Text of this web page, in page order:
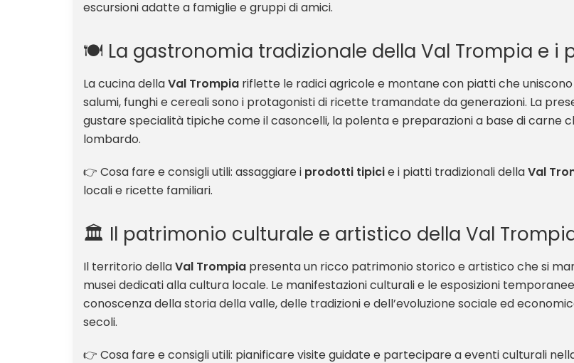
escursioni adatte a famiglie e gruppi di amici.
🍽️ La gastronomia tradizionale della Val Trompia e i
La cucina dellaVal Trompia riflette le radici agricole e montane con piatti che
salumi, funghi e cereali sono i protagonisti di ricette tramandate da generazioni. La
gustare specialità tipiche come il casoncelli, la polenta e preparazioni a base di carne
lombardo.
👉 Cosa fare e consigli utili: assaggiare i prodotti tipicie i piatti tradizionali dellaVal
locali e ricette familiari.
🏛️ Il patrimonio culturale e artistico della Val
Il territorio dellaVal Trompia presenta un ricco patrimonio storico e artistico che si
musei dedicati alla cultura locale. Le manifestazioni culturali e le esposizioni
conoscenza della storia della valle, delle tradizioni e dell’evoluzione sociale ed
secoli.
👉 Cosa fare e consigli utili: pianificare visite guidate e partecipare a eventi culturali